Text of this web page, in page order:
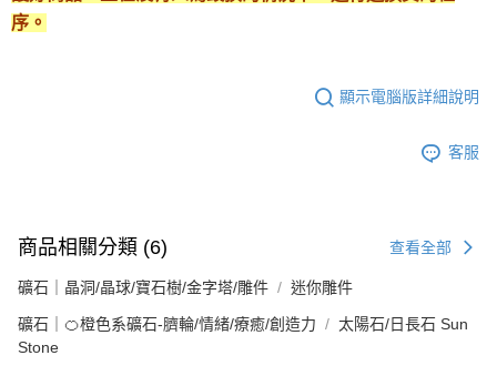
序。
顯示電腦版詳細說明
客服
商品相關分類 (6) 查看全部
礦石｜晶洞/晶球/寶石樹/金字塔/雕件 迷你雕件
礦石｜🍊橙色系礦石-臍輪/情緒/療癒/創造力
太陽石/日長石 Sun
Stone